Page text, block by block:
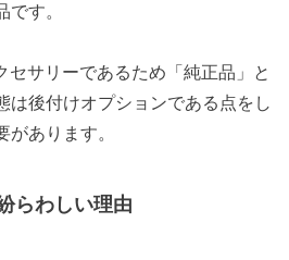
です。
セサリーであるため「純正品」と
は後付けオプションである点をし
があります。
らわしい理由